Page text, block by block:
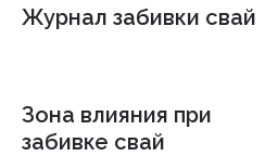
Журнал забивки свай
Зона влияния при
забивке свай